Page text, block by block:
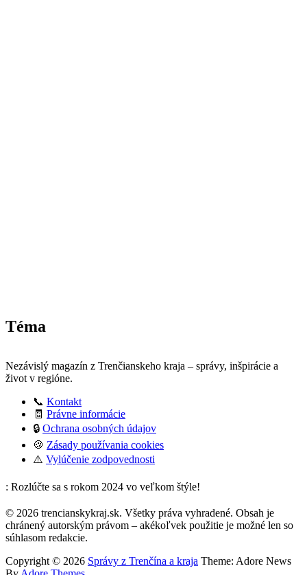
Téma
Nezávislý magazín z Trenčianskeho kraja – správy, inšpirácie a
život v regióne.
📞 Kontakt
🧾 Právne informácie
🔒 Ochrana osobných údajov
🍪 Zásady používania cookies
⚠️ Vylúčenie zodpovednosti
: Rozlúčte sa s rokom 2024 vo veľkom štýle!
© 2026 trencianskykraj.sk. Všetky práva vyhradené. Obsah je
chránený autorským právom – akékoľvek použitie je možné len so
súhlasom redakcie.
Copyright © 2026 Správy z Trenčína a kraja Theme: Adore News